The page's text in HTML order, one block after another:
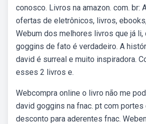
conosco. Livros na amazon. com. br:
ofertas de eletrônicos, livros,
Webum dos melhores livros que já
goggins de fato é verdadeiro. A
david é surreal e muito inspiradora.
esses 2 livros e.
Webcompra online o livro não me
david goggins na fnac. pt com portes
desconto para aderentes fnac.